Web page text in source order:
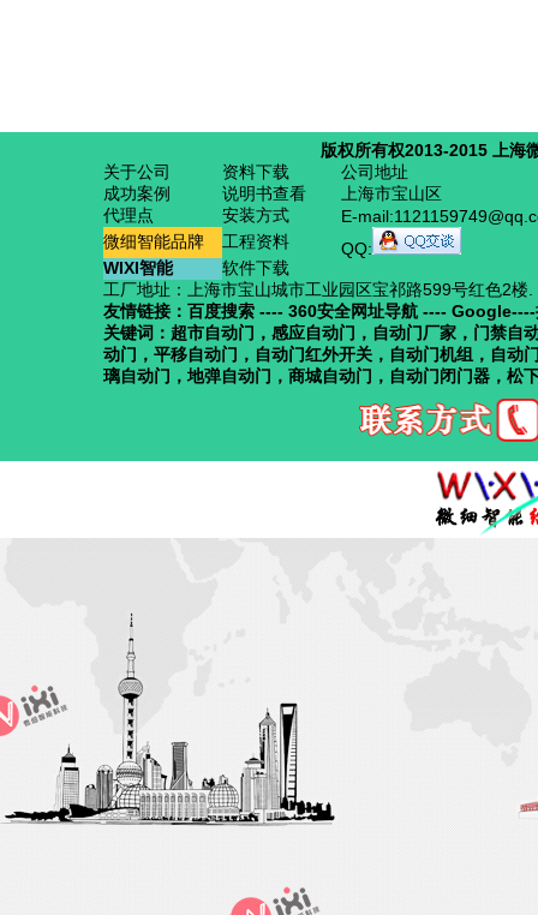
版权所有权2013-2015
上海
关于公司
资料下载
公司地址
成功案例
说明书查看
上海市宝山区
代理点
安装方式
E-
微细智能品牌
工程资料
QQ:
WIXI智能
软件下载
工厂地址：上海市宝山城市工业园区宝祁路599号红色2楼.
友情链接： 百度搜索 ---- 360安全网址导航 ---- Google----
关键词： 超市自动门 ， 感应自动门 ， 自动门厂家 ， 门禁自
动门 ， 平移自动门 ， 自动门红外开关 ， 自动门机组 ， 自动
璃自动门 ， 地弹自动门 ，商城自动门， 自动门闭门器 ， 松